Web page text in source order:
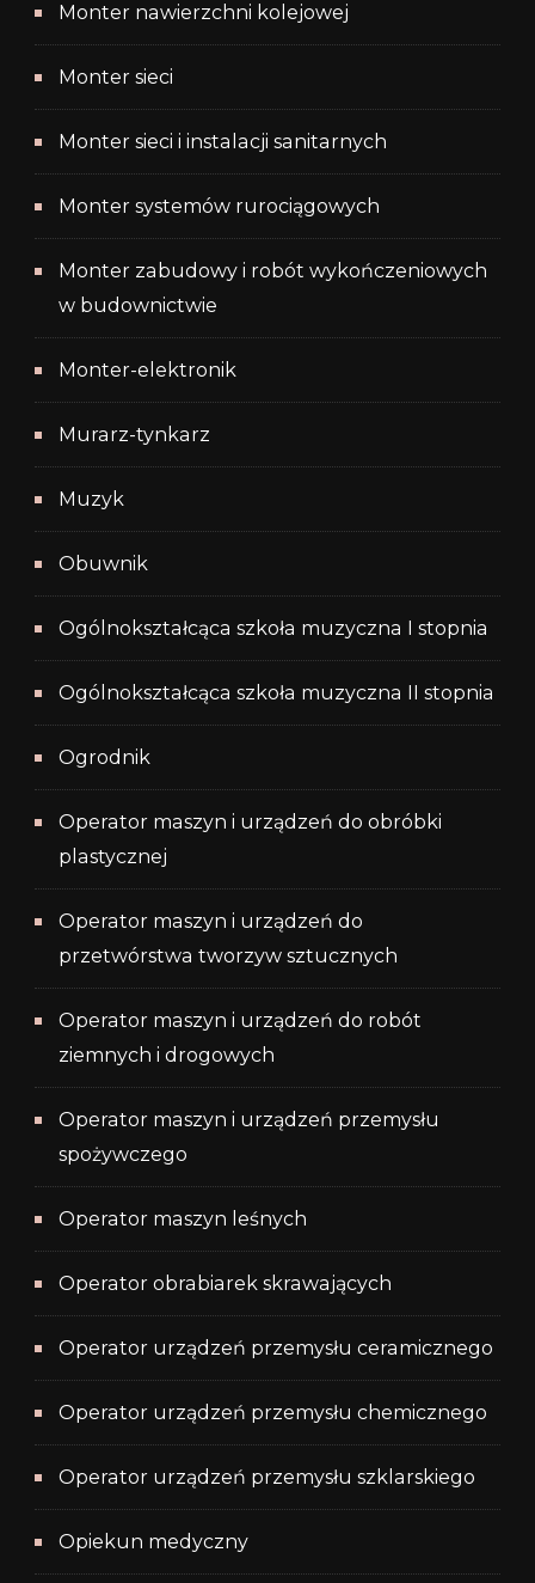
Monter nawierzchni kolejowej
Monter sieci
Monter sieci i instalacji sanitarnych
Monter systemów rurociągowych
Monter zabudowy i robót wykończeniowych
w budownictwie
Monter-elektronik
Murarz-tynkarz
Muzyk
Obuwnik
Ogólnokształcąca szkoła muzyczna I stopnia
Ogólnokształcąca szkoła muzyczna II stopnia
Ogrodnik
Operator maszyn i urządzeń do obróbki
plastycznej
Operator maszyn i urządzeń do
przetwórstwa tworzyw sztucznych
Operator maszyn i urządzeń do robót
ziemnych i drogowych
Operator maszyn i urządzeń przemysłu
spożywczego
Operator maszyn leśnych
Operator obrabiarek skrawających
Operator urządzeń przemysłu ceramicznego
Operator urządzeń przemysłu chemicznego
Operator urządzeń przemysłu szklarskiego
Opiekun medyczny